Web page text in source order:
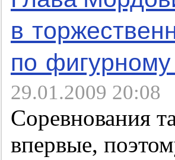
в
по
29.01.2009 20:08
Соревнования
впервые,